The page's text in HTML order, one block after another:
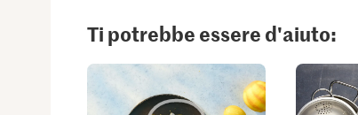
Ti potrebbe essere d'aiuto: